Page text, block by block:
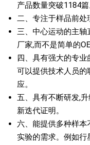
产品数量突破1184篇
二、专注于样品前处
三、中心运动的主
厂家,而不是简单的
四、具有强大的专
可以提供技术人员的
应。
五、具有不断研发,
新迭代证明。
六、能提供多种样
实验的需求。例如